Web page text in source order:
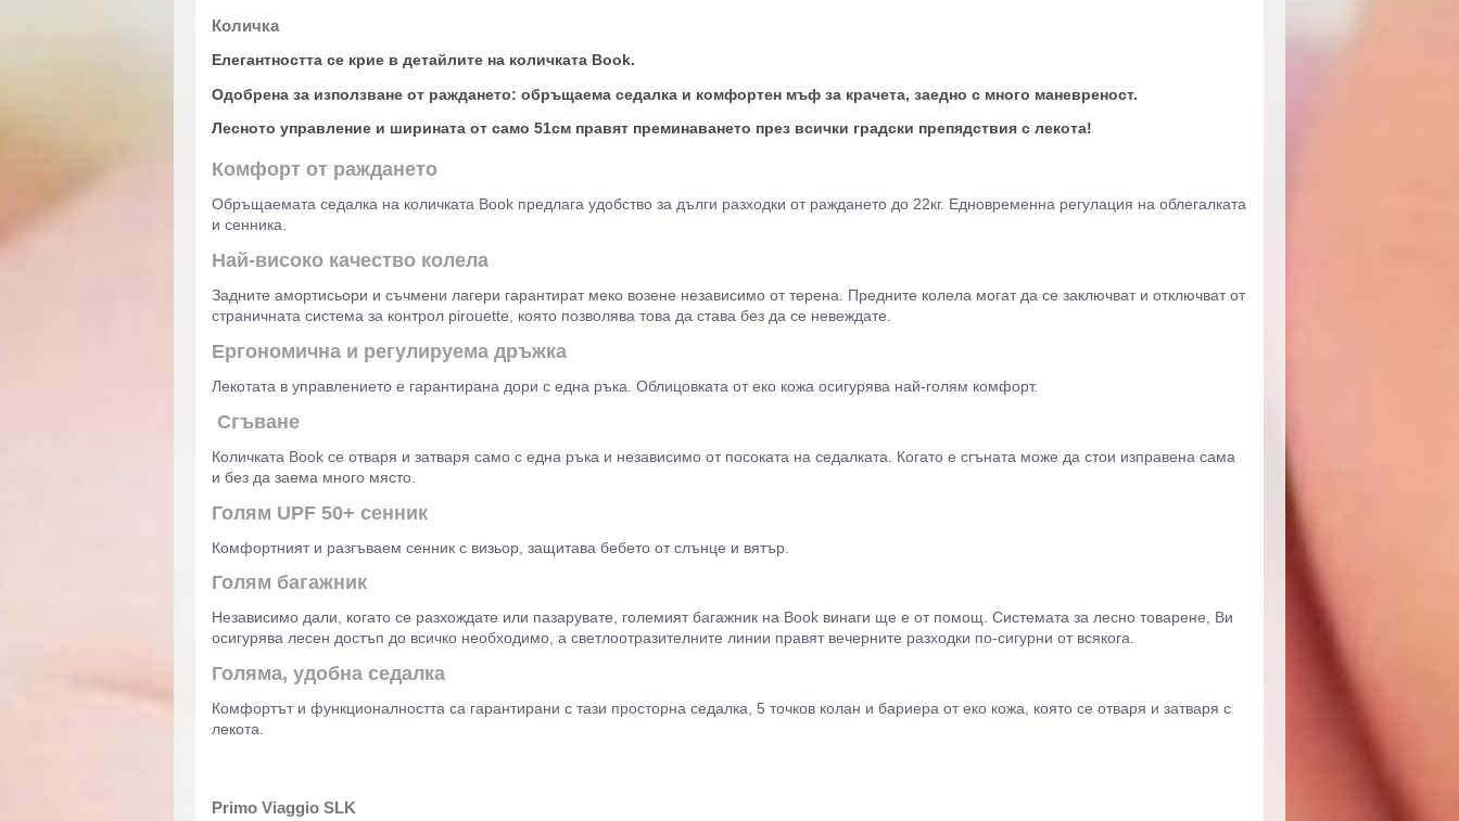
Количка
Елегантността се крие в детайлите на количката Book.
Одобрена за използване от раждането: обръщаема седалка и комфортен мъф за крачета, заедно с много маневреност.
Лесното управление и ширината от само 51см правят преминаването през всички градски препядствия с лекота!
Комфорт от раждането
Обръщаемата седалка на количката Book предлага удобство за дълги разходки от раждането до 22кг. Едновременна регулация на облегалката
и сенника.
Най-високо качество колела
Задните амортисьори и съчмени лагери гарантират меко возене независимо от терена. Предните колела могат да се заключват и отключват от
страничната система за контрол pirouette, която позволява това да става без да се невеждате.
Ергономична и регулируема дръжка
Лекотата в управлението е гарантирана дори с една ръка. Облицовката от еко кожа осигурява най-голям комфорт.
Сгъване
Количката Book се отваря и затваря само с една ръка и независимо от посоката на седалката. Когато е сгъната може да стои изправена сама
и без да заема много място.
Голям UPF 50+ сенник
Комфортният и разгъваем сенник с визьор, защитава бебето от слънце и вятър.
Голям багажник
Независимо дали, когато се разхождате или пазарувате, големият багажник на Book винаги ще е от помощ. Системата за лесно товарене, Ви
осигурява лесен достъп до всичко необходимо, а светлоотразителните линии правят вечерните разходки по-сигурни от всякога.
Голяма, удобна седалка
Комфортът и функционалността са гарантирани с тази просторна седалка, 5 точков колан и бариера от еко кожа, която се отваря и затваря с
лекота.
Primo Viaggio SLK